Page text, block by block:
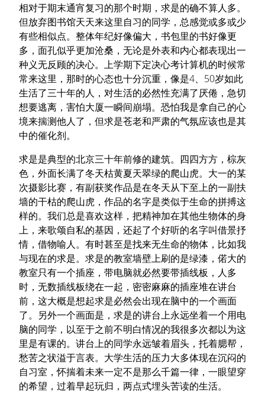
相对于期末通宵复习的那个时期，求是的确不算人多。
但放弃图书馆天天来这里自习的同学，总感觉或多或少
有些相似点。整体年纪好像偏大，书包里的书好像更
多，面孔似乎更加沧桑，无论是外表和内心都表现出一
种义无反顾的决心。上学期下定决心考计算机的时候常
常来这里，那时的心态也十分沉重，像是4、50岁如此
生活了三十年的人，对生活的必然性充满了厌倦，急切
想要逃离，害怕大厦一瞬间崩塌。恐怕我是拿自己的心
境来揣测他人了，但求是苍老和严肃的气氛应该也是其
中的催化剂。
求是是典型的北京三十年前修的建筑。四四方方，棕灰
色，外面长满了冬天枯黄夏天翠绿的爬山虎。大一的某
次摄影比赛，有副获奖作品是在冬天从下至上的一副扶
墙的干枯的爬山虎，作品的名字是类似于生命的拼搏这
样的。我们总是喜欢这样，把精神加在其他生物体的身
上，来歌颂自私的基因，还起了个好听的名字叫借景抒
情，借物喻人。有时甚至是找来无生命的物体，比如我
与现在的求是。求是的教室墙壁上刷的是绿漆，偌大的
教室只有一个插座，带电脑就必然要带插线板，人多
时，无数插线板绕在一起，密密麻麻的插座堆在讲台
前，这大概是想起求是必然会出现在脑中的一个画面
了。另外一个画面是，求是的讲台上永远坐着一个用电
脑的同学，以至于之前不明白情况的我很多次都以为这
里是有课的。讲台上的同学永远皱着眉头，托着腮帮，
愁苦之状溢于言表。大学生活的压力大多体现在沉闷的
自习室，怀揣着未来一定不是那么千篇一律，一眼望穿
的希望，过着早起玩归，两点式埋头苦读的生活。